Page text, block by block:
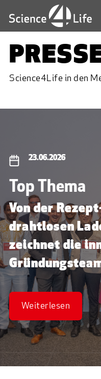
Science4Life in den
23.06.2026
Top Thema
Von der
drahtlosen
zeichnet die
Weiterlesen